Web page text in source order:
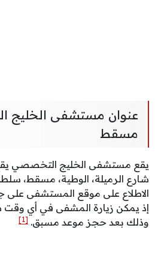
عنوان مستشفى الخليج
مسقط
يقع مستشفى الخليج التخصصي
شارع الرميلة، الوطية، مسقط،
الاطلاع على موقع المستشفى
إذ يمكن زيارة المشفى في أي وقت
وذلك بعد حجز موعد مسبق. [1]